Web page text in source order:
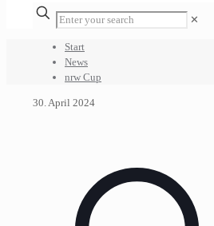
✕
Start
News
nrw Cup
30. April 2024